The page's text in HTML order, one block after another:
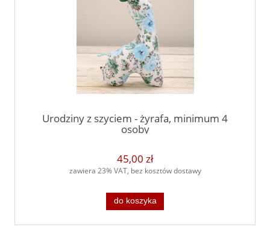
Urodziny z szyciem - żyrafa, minimum 4
osoby
45,00 zł
zawiera 23% VAT, bez kosztów dostawy
do koszyka